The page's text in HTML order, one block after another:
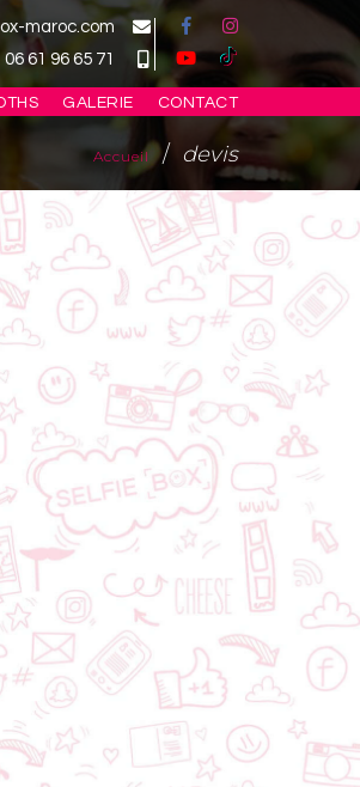
maroc.com
06 61 96 65 71
GALERIE CONTACT
Accueil devis